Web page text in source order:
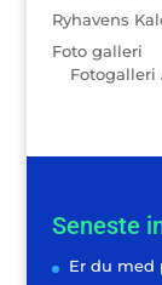
Ryhavens
Foto galleri
Fotogalleri
Seneste
Er du med